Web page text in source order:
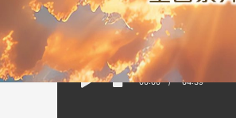
00:00 / -64:39